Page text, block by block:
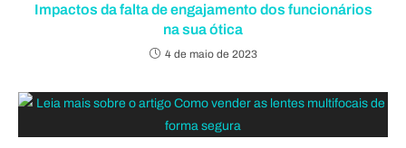
Impactos da falta de engajamento dos funcionários
na sua ótica
4 de maio de 2023